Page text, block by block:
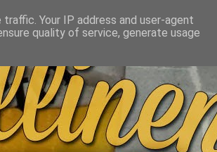
Your IP address and user-agent
quality of service, generate usage